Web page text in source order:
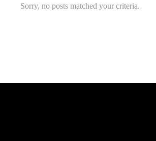
Sorry, no posts matched your criteria.